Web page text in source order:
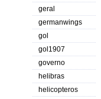
geral
germanwings
gol
gol1907
governo
helibras
helicopteros